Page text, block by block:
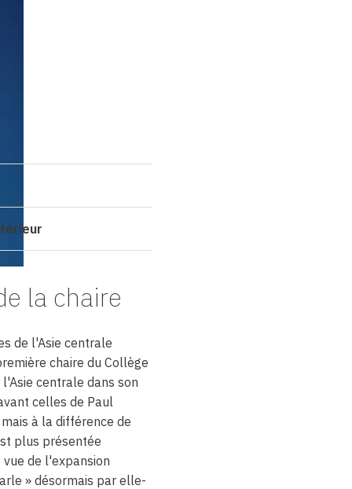
la chaire
de l'Asie centrale
chaire du Collège
centrale dans son
celles de Paul
à la différence de
plus présentée
de l'expansion
» désormais par elle-